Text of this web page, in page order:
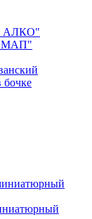
АЛКО"
"МАП"
бочке